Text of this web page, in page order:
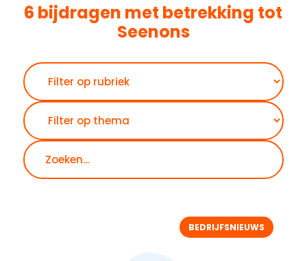
6 bijdragen met betrekking tot
Seenons
BEDRIJFSNIEUWS